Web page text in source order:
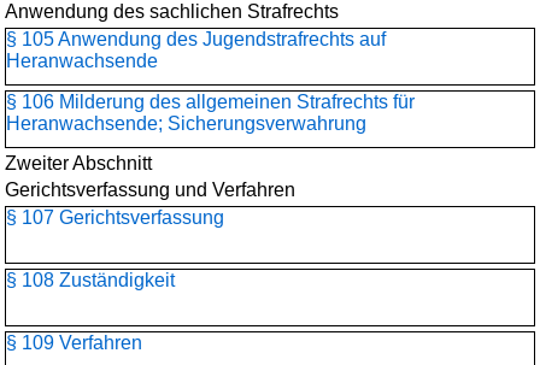
Anwendung des sachlichen Strafrechts
§ 105 Anwendung des Jugendstrafrechts auf
Heranwachsende
§ 106 Milderung des allgemeinen Strafrechts für
Heranwachsende; Sicherungsverwahrung
Zweiter Abschnitt
Gerichtsverfassung und Verfahren
§ 107 Gerichtsverfassung
§ 108 Zuständigkeit
§ 109 Verfahren